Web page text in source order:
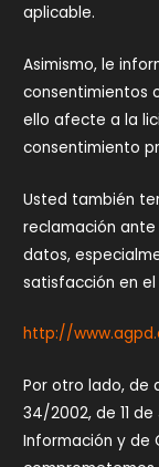
aplicable.
Asimismo, le
consentimientos
ello afecte a la
consentimiento
Usted también
reclamación ante
datos,
satisfacción en
http://
Por otro lado, de
34/2002, de 11
Información y de